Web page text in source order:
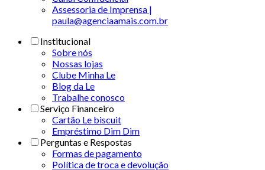
Assessoria de Imprensa |
paula@agenciaamais.com.br
Institucional
Sobre nós
Nossas lojas
Clube Minha Le
Blog da Le
Trabalhe conosco
Serviço Financeiro
Cartão Le biscuit
Empréstimo Dim Dim
Perguntas e Respostas
Formas de pagamento
Política de troca e devolução